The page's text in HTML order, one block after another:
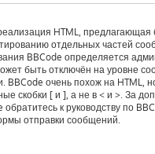
HTML, предлагающая
отдельных частей
BBCode определяется
быть отключён на уровне
BBCode очень похож на HTML,
скобки [ и ], а не в < и >. За
к руководству по
отправки сообщений.